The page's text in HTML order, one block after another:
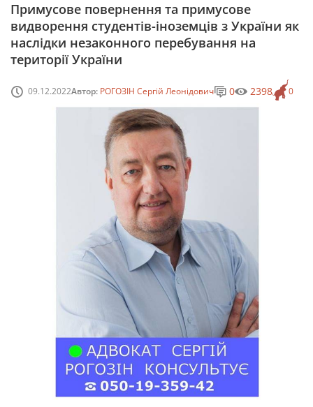
Примусове повернення та примусове
видворення студентів-іноземців з України як
наслідки незаконного перебування на
території України
09.12.2022Автор: РОГОЗІН Сергій Леонідович 0
0 2398